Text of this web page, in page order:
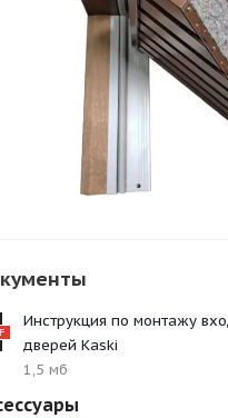
Инструкция по монтажу
дверей Kaski
1,5 мб